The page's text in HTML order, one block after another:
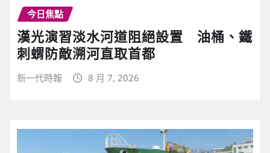
今日焦點
漢光演習淡水河道阻絕設置 油桶、鐵
刺蝟防敵溯河直取首都
新一代時報 8 月 7, 2026